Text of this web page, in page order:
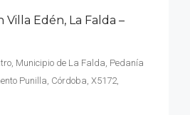
Villa Edén, La Falda –
Municipio de La Falda, Pedanía
Punilla, Córdoba, X5172,